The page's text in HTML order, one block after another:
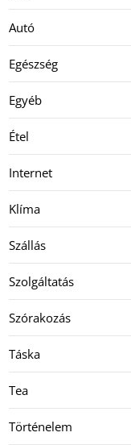
Autó
Egészség
Egyéb
Étel
Internet
Klíma
Szállás
Szolgáltatás
Szórakozás
Táska
Tea
Történelem